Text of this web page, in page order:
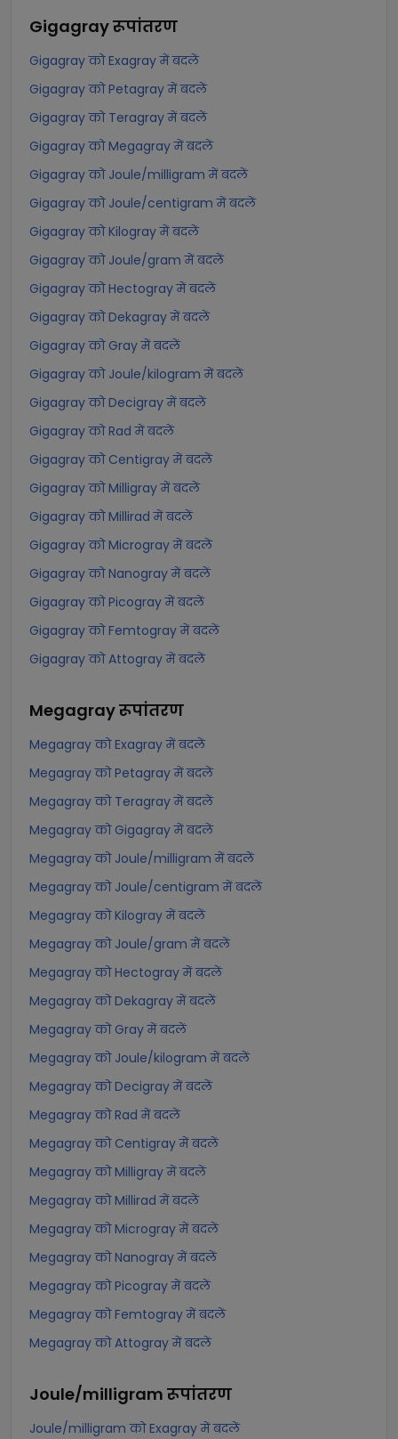
Gigagrayरूपांतरण
Gigagray को Exagray में बदलें
Gigagray को Petagray में बदलें
Gigagray को Teragray में बदलें
Gigagray को Megagray में बदलें
Gigagray को Joule/milligram में बदलें
Gigagray को Joule/centigram में बदलें
Gigagray को Kilogray में बदलें
Gigagray को Joule/gram में बदलें
Gigagray को Hectogray में बदलें
Gigagray को Dekagray में बदलें
Gigagray को Gray में बदलें
Gigagray को Joule/kilogram में बदलें
Gigagray को Decigray में बदलें
Gigagray को Rad में बदलें
Gigagray को Centigray में बदलें
Gigagray को Milligray में बदलें
Gigagray को Millirad में बदलें
Gigagray को Microgray में बदलें
Gigagray को Nanogray में बदलें
Gigagray को Picogray में बदलें
Gigagray को Femtogray में बदलें
Gigagray को Attogray में बदलें
Megagrayरूपांतरण
Megagray को Exagray में बदलें
Megagray को Petagray में बदलें
Megagray को Teragray में बदलें
Megagray को Gigagray में बदलें
Megagray को Joule/milligram में बदलें
Megagray को Joule/centigram में बदलें
Megagray को Kilogray में बदलें
Megagray को Joule/gram में बदलें
Megagray को Hectogray में बदलें
Megagray को Dekagray में बदलें
Megagray को Gray में बदलें
Megagray को Joule/kilogram में बदलें
Megagray को Decigray में बदलें
Megagray को Rad में बदलें
Megagray को Centigray में बदलें
Megagray को Milligray में बदलें
Megagray को Millirad में बदलें
Megagray को Microgray में बदलें
Megagray को Nanogray में बदलें
Megagray को Picogray में बदलें
Megagray को Femtogray में बदलें
Megagray को Attogray में बदलें
Joule/milligram रूपांतरण
Joule/milligram को Exagray में बदलें